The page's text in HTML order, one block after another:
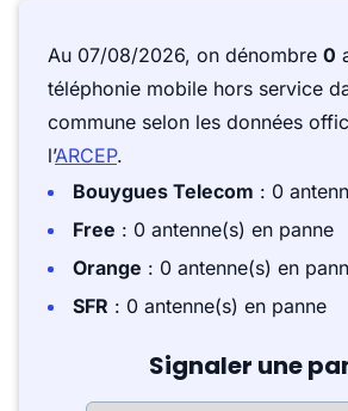
Au 07/08/2026, on dénombre 0
téléphonie mobile hors service
commune selon les données
l’ARCEP.
Bouygues Telecom : 0
Free : 0 antenne(s) en panne
Orange : 0 antenne(s) en
SFR : 0 antenne(s) en panne
Signaler une